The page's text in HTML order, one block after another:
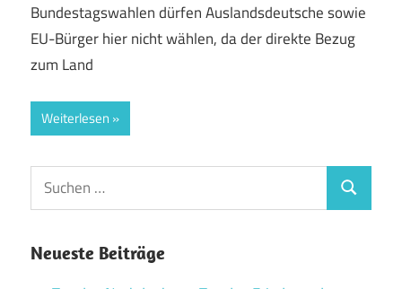
Bundestagswahlen dürfen Auslandsdeutsche sowie
EU-Bürger hier nicht wählen, da der direkte Bezug
zum Land
Weiterlesen
Suchen
nach:
Suchen
Neueste Beiträge